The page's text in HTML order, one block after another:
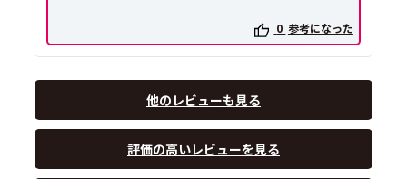
0 参考になった
他のレビューも見る
評価の高いレビューを見る